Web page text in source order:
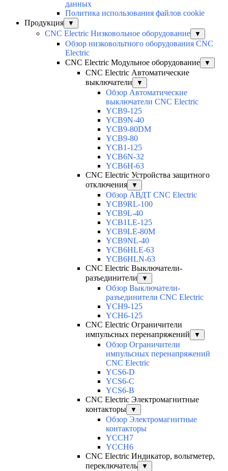
данных
Политика использования файлов cookie
Продукция
▼
CNC Electric Низковольное оборудование ▼
Обзор низковольтного оборудования CNC
Electric
CNC Electric Модульное оборудование
▼
CNC Electric Автоматические
выключатели
▼
Обзор Автоматические
выключатели CNC Electric
YCB9-125
YCB9N-40
YCB9-80DM
YCB9-80
YCB1-125
YCB6N-32
YCB6H-63
CNC Electric Устройства защитного
отключения
▼
Обзор АВДТ CNC Electric
YCB9RL-100
YCB9L-40
YCB1LE-125
YCB9LE-80M
YCB9NL-40
YCB6HLE-63
YCB6HLN-63
CNC Electric Выключатели-
разъединители
▼
Обзор Выключатели-
разъединители CNC Electric
YCH9-125
YCH6-125
CNC Electric Ограничители
импульсных перенапряжений
▼
Обзор Ограничители
импульсных перенапряжений
CNC Electric
YCS6-D
YCS6-C
YCS6-B
CNC Electric Электромагнитные
контакторы
▼
Обзор Электромагнитные
контакторы
YCCH7
YCCH6
CNC Electric Индикатор, вольтметер,
переключатель
▼